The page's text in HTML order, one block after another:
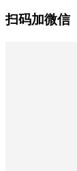
扫码加微信